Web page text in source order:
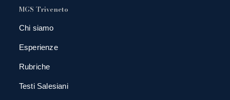
MGS Triveneto
Chi siamo
Esperienze
Rubriche
Testi Salesiani